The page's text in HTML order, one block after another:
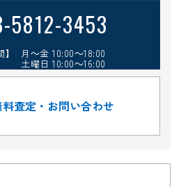
5812-3453
】 月～金 10:00～18:00
土曜日 10:00～16:00
査定・お問い合わせ